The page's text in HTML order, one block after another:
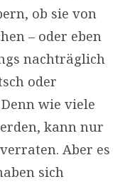
ob sie von
– oder eben
nachträglich
oder
wie viele
kann nur
Aber es
sich